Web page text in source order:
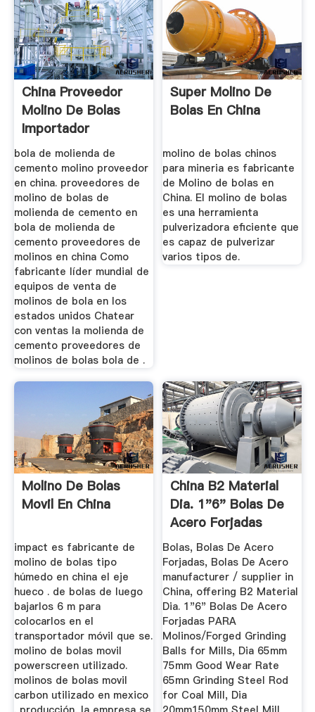
China Proveedor
Molino De Bolas
Importador
bola de molienda de
cemento molino proveedor
en china. proveedores de
molino de bolas de
molienda de cemento en
bola de molienda de
cemento proveedores de
molinos en china Como
fabricante líder mundial de
equipos de venta de
molinos de bola en los
estados unidos Chatear
con ventas la molienda de
cemento proveedores de
molinos de bolas bola de .
Super Molino De
Bolas En China
molino de bolas chinos
para mineria es fabricante
de Molino de bolas en
China. El molino de bolas
es una herramienta
pulverizadora eficiente que
es capaz de pulverizar
varios tipos de.
Molino De Bolas
Movil En China
impact es fabricante de
molino de bolas tipo
húmedo en china el eje
hueco . de bolas de luego
bajarlos 6 m para
colocarlos en el
transportador móvil que se.
molino de bolas movil
powerscreen utilizado.
molinos de bolas movil
carbon utilizado en mexico
China B2 Material
Dia. 1"6" Bolas De
Acero Forjadas
PARA ...
Bolas, Bolas De Acero
Forjadas, Bolas De Acero
manufacturer / supplier in
China, offering B2 Material
Dia. 1"6" Bolas De Acero
Forjadas PARA
Molinos/Forged Grinding
Balls for Mills, Dia 65mm
75mm Good Wear Rate
65mn Grinding Steel Rod
for Coal Mill, Dia